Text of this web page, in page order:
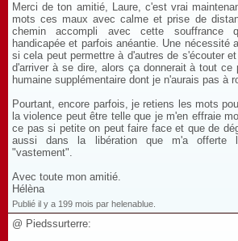
Merci de ton amitié, Laure, c'est vrai
mots ces maux avec calme et prise de
chemin accompli avec cette souffrance
handicapée et parfois anéantie. Une nécessité
si cela peut permettre à d'autres de s'écouter
d'arriver à se dire, alors ça donnerait à tout ce
humaine supplémentaire dont je n'aurais pas à
Pourtant, encore parfois, je retiens les mots
la violence peut être telle que je m'en effraie
ce pas si petite on peut faire face et que de
aussi dans la libération que m'a offerte
"vastement".
Avec toute mon amitié.
Hélèna
Publié il y a 199 mois par helenablue.
@ Piedssurterre: